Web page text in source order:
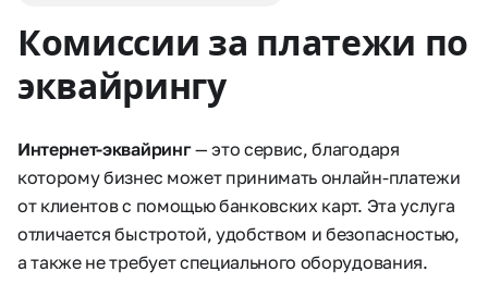
Комиссии за платежи по
эквайрингу
Интернет-эквайринг— это сервис, благодаря
которому бизнес может принимать онлайн-платежи
от клиентов с помощью банковских карт. Эта услуга
отличается быстротой, удобством и безопасностью,
а также не требует специального оборудования.